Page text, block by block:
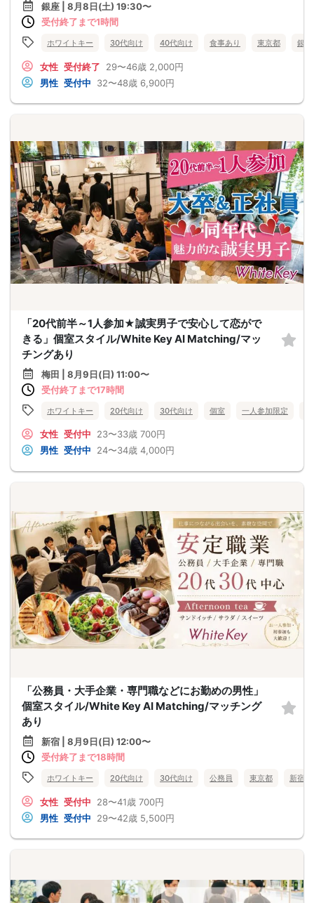
銀座 | 8月8日(土) 19:30〜
受付終了まで1時間
ホワイトキー 30代向け 40代向け 食事あり 東京都 銀座
女性 受付終了 29〜46歳 2,000円
男性 受付中 32〜48歳 6,900円
「20代前半～1人参加★誠実男子で安心して恋がで
きる」個室スタイル/White Key AI Matching/マッ
チングあり
梅田 | 8月9日(日) 11:00〜
受付終了まで17時間
ホワイトキー 20代向け 30代向け 個室 一人参加限定
女性 受付中 23〜33歳 700円
男性 受付中 24〜34歳 4,000円
「公務員・大手企業・専門職などにお勤めの男性」
個室スタイル/White Key AI Matching/マッチング
あり
新宿 | 8月9日(日) 12:00〜
受付終了まで18時間
ホワイトキー 20代向け 30代向け 公務員 東京都 新宿
女性 受付中 28〜41歳 700円
男性 受付中 29〜42歳 5,500円